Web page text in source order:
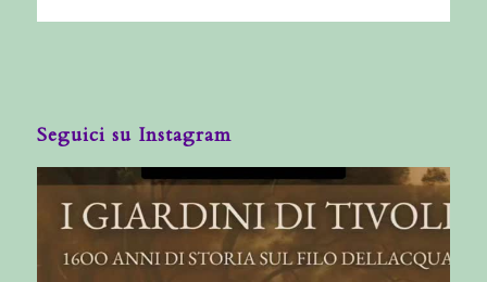
Seguici su Instagram